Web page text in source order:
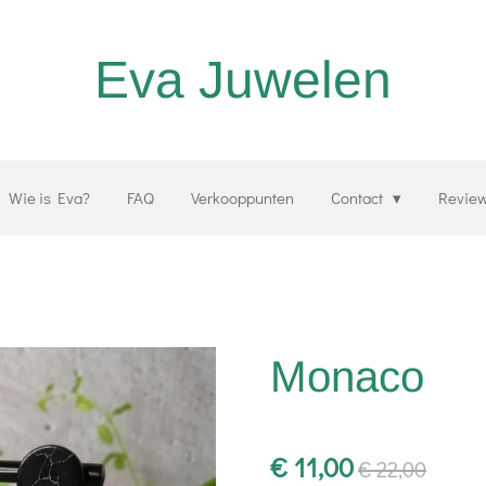
Eva Juwelen
Wie is Eva? FAQ Verkooppunten Contact
Monaco
€ 11,00€ 22,00